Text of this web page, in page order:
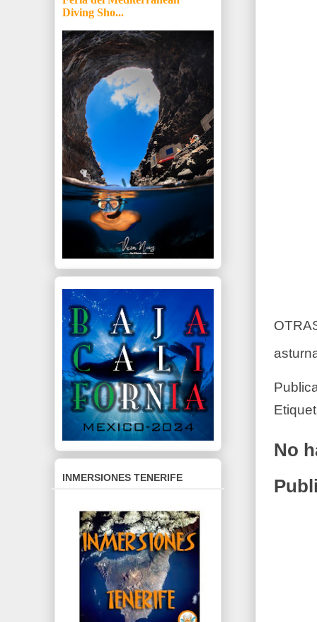
No
Diving Sho...
INMERSIONES TENERIFE